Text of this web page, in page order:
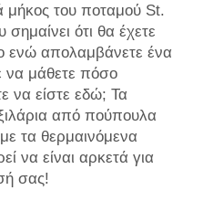
μήκος του ποταμού St.
ότι θα έχετε
ενώ απολαμβάνετε ένα
να μάθετε πόσο
να είστε εδώ; Τα
από πούπουλα
τα θερμαινόμενα
να είναι αρκετά για
σας!